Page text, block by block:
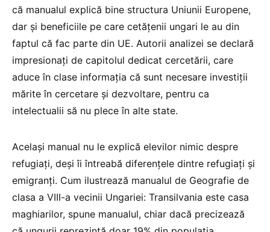
că manualul explică bine structura Uniunii Europene,
dar și beneficiile pe care cetățenii ungari le au din
faptul că fac parte din UE. Autorii analizei se declară
impresionați de capitolul dedicat cercetării, care
aduce în clase informația că sunt necesare investiții
mărite în cercetare și dezvoltare, pentru ca
intelectualii să nu plece în alte state.
Același manual nu le explică elevilor nimic despre
refugiați, deși îi întreabă diferențele dintre refugiați și
emigranți. Cum ilustrează manualul de Geografie de
clasa a VIII-a vecinii Ungariei: Transilvania este casa
maghiarilor, spune manualul, chiar dacă precizează